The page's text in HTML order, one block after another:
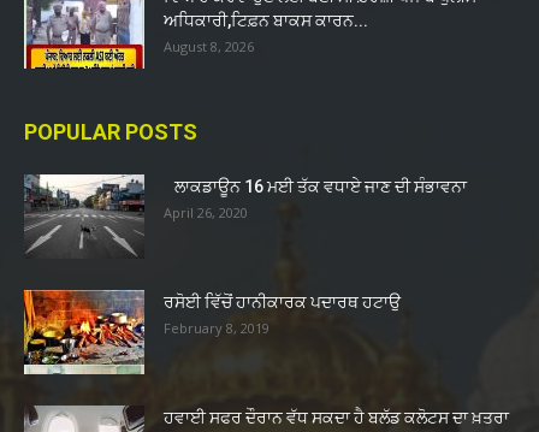
ਅਧਿਕਾਰੀ,ਟਿਫ਼ਨ ਬਾਕਸ ਕਾਰਨ...
August 8, 2026
POPULAR POSTS
ਲਾਕਡਾਊਨ 16 ਮਈ ਤੱਕ ਵਧਾਏ ਜਾਣ ਦੀ ਸੰਭਾਵਨਾ
April 26, 2020
ਰਸੋਈ ਵਿੱਚੋਂ ਹਾਨੀਕਾਰਕ ਪਦਾਰਥ ਹਟਾਉ
February 8, 2019
ਹਵਾਈ ਸਫਰ ਦੌਰਾਨ ਵੱਧ ਸਕਦਾ ਹੈ ਬਲੱਡ ਕਲੋਟਸ ਦਾ ਖ਼ਤਰਾ